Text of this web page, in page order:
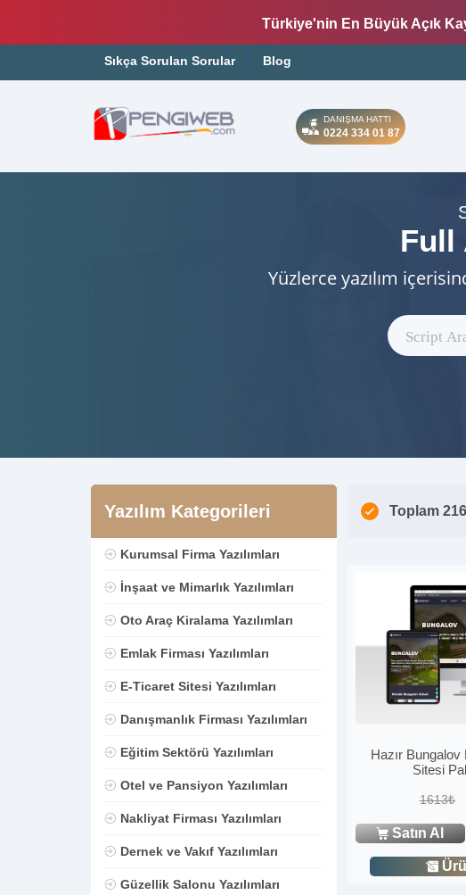
Türkiye'nin En Büyük Açık
Sıkça Sorulan Sorular Blog
DANIŞMA HATTI
0224 334 01 87
Full
Yüzlerce yazılım
Yazılım Kategorileri
Kurumsal Firma Yazılımları
İnşaat ve Mimarlık Yazılımları
Oto Araç Kiralama Yazılımları
Emlak Firması Yazılımları
E-Ticaret Sitesi Yazılımları
Danışmanlık Firması Yazılımları
Eğitim Sektörü Yazılımları
Otel ve Pansiyon Yazılımları
Nakliyat Firması Yazılımları
Dernek ve Vakıf Yazılımları
Güzellik Salonu Yazılımları
Toplam 216
Hazır Bungalov
Sitesi
1613₺
Satın Al